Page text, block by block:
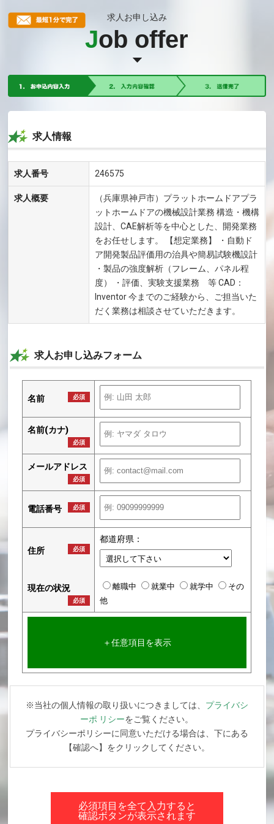
求人お申し込み
Job offer
求人情報
求人番号 246575
求人概要
（兵庫県神戸市）プラットホームドアプラ
ットホームドアの機械設計業務 構造・機構
設計、CAE解析等を中心とした、開発業務
をお任せします。 【想定業務】 ・自動ド
ア開発製品評価用の治具や簡易試験機設計
・製品の強度解析（フレーム、パネル程
度） ・評価、実験支援業務 等 CAD：
Inventor 今までのご経験から、ご担当いた
だく業務は相談させていただきます。
求人お申し込みフォーム
名前 必須
名前(カナ)
必須
メールアドレス
必須
電話番号 必須
住所 必須
都道府県：
現在の状況
必須
離職中 就業中 就学中
その
他
＋任意項目を表示
※当社の個人情報の取り扱いにつきましては、 プライバシ
ーポ リシーをご覧ください。
プライバシーポリシーに同意いただける場合は、下にある
【確認へ】をクリックしてください。
必須項目を全て入力すると
確認ボタンが表示されます